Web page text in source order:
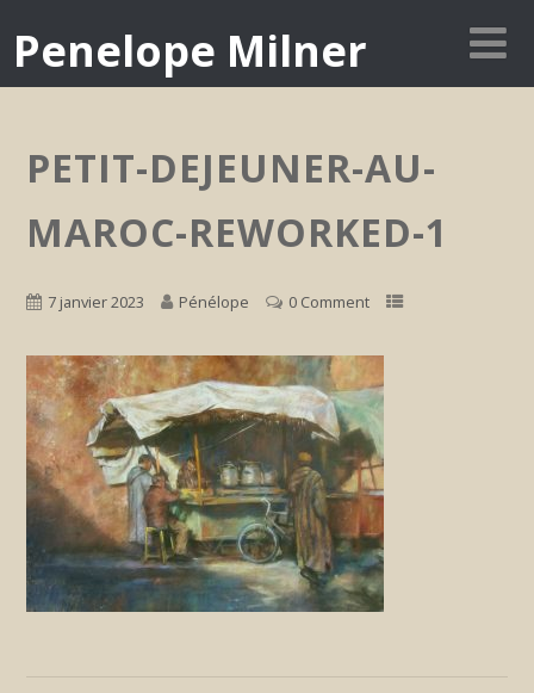
Penelope Milner
PETIT-DEJEUNER-AU-
MAROC-REWORKED-1
7 janvier 2023 Pénélope 0 Comment